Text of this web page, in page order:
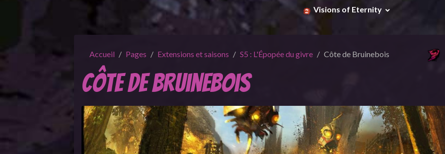
Visions of Eternity
Accueil Pages Extensions et saisons S5 : L'Épopée du givre Côte de Bruinebois
Côte de Bruinebois